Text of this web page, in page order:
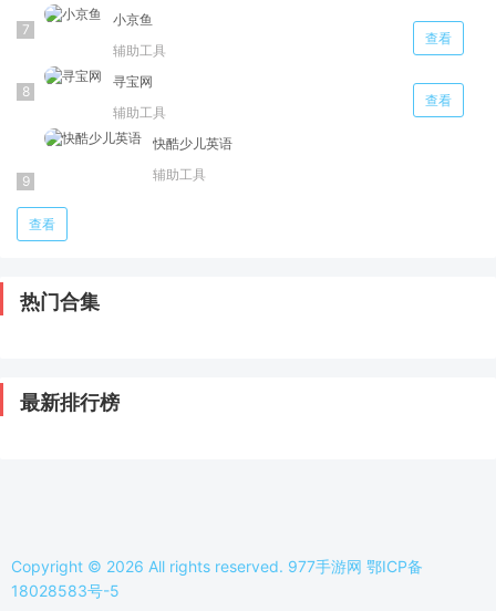
小京鱼
辅助工具
查看
寻宝网
辅助工具
查看
快酷少儿英语
辅助工具
查看
热门合集
最新排行榜
Copyright © 2026 All rights reserved. 977手游网 鄂ICP备
18028583号-5